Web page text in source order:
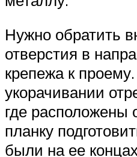
Нужно обратить
отверстия в
крепежа к
укорачивании
где расположены
планку
были на ее